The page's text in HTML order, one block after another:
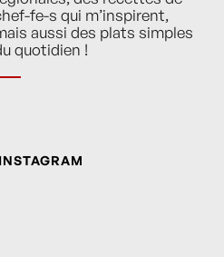
fe-s qui m’inspirent,
aussi des plats simples
quotidien !